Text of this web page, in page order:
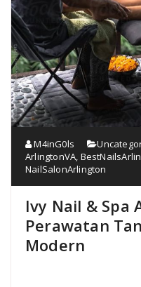
M4inG0ls
ArlingtonVA,
NailSalonArlington
Ivy Nail & Spa
Perawatan
Modern